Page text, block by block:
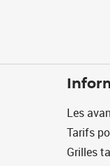
Les
Tarifs
Grilles